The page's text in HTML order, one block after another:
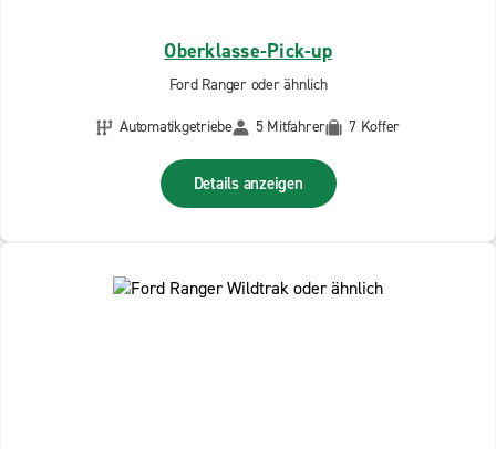
Oberklasse-Pick-up
Ford Ranger oder ähnlich
Automatikgetriebe
5 Mitfahrer 7 Koffer
Details anzeigen